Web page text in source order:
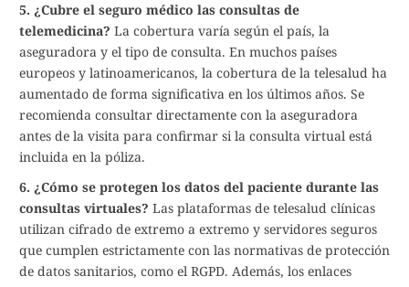
5. ¿Cubre el seguro médico las consultas de
telemedicina? La cobertura varía según el país, la
aseguradora y el tipo de consulta. En muchos países
europeos y latinoamericanos, la cobertura de la telesalud ha
aumentado de forma significativa en los últimos años. Se
recomienda consultar directamente con la aseguradora
antes de la visita para confirmar si la consulta virtual está
incluida en la póliza.
6. ¿Cómo se protegen los datos del paciente durante las
consultas virtuales? Las plataformas de telesalud clínicas
utilizan cifrado de extremo a extremo y servidores seguros
que cumplen estrictamente con las normativas de protección
de datos sanitarios, como el RGPD. Además, los enlaces